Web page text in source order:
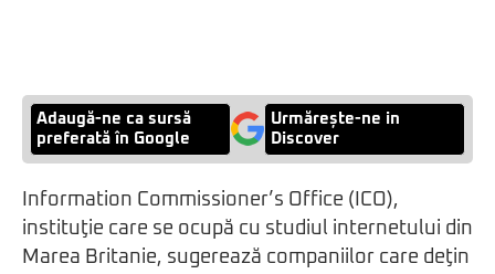
Adaugă-ne ca sursă
preferată în Google
Urmărește-ne in
Discover
Information Commissioner’s Office (ICO),
instituţie care se ocupă cu studiul internetului din
Marea Britanie, sugerează companiilor care deţin